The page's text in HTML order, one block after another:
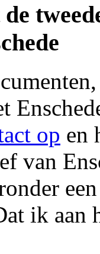
op en
van
ik aan